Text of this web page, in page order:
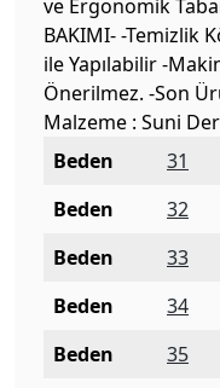
ve Ergonomik
BAKIMI- -Temizlik
ile Yapılabilir -
Önerilmez. -Son
Malzeme : Suni
Beden
31
Beden
32
Beden
33
Beden
34
Beden
35